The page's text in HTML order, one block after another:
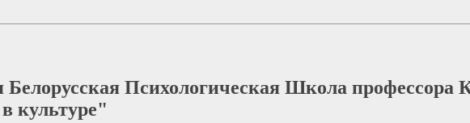
Белорусская Психологическая Школа профессора
культуре"